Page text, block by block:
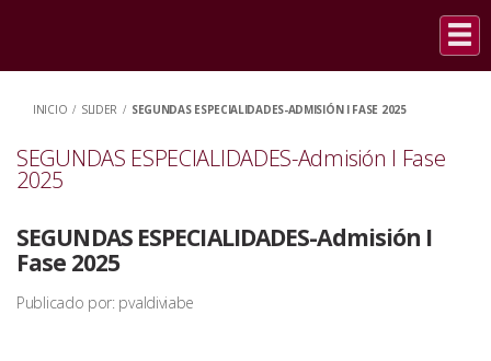
INICIO / SLIDER / SEGUNDAS ESPECIALIDADES-ADMISIÓN I FASE 2025
SEGUNDAS ESPECIALIDADES-Admisión I Fase
2025
SEGUNDAS ESPECIALIDADES-Admisión I
Fase 2025
Publicado por: pvaldiviabe